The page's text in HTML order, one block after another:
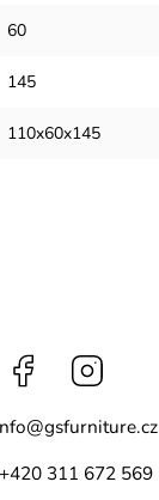
60
145
110x60x145
Facebook
@gsfurniture.cz
+420 311 672 569